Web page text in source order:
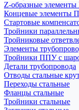
Z-образные
Концевые элементы
Стартовые
Тройники
Тройниковые
Элементы
Тройники ППУ с
Детали трубопровода
Отводы стальные
Переходы стальные
Фланцы стальные
Тройники стальные